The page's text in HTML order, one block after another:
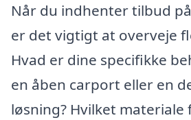
Når du indhenter tilbud
er det vigtigt at overveje
Hvad er dine specifikke
en åben carport eller en
løsning? Hvilket